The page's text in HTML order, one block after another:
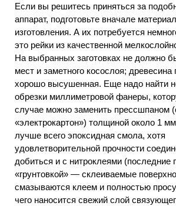
Если вы решитесь приняться за
аппарат, подготовьте вначале
изготовления. А их потребуется
это рейки из качественной
На выбранных заготовках не должно
мест и заметного косослоя; древесина
хорошо высушенная. Еще надо найти
обрезки миллиметровой фанеры,
случае можно заменить прессшпаном
«электрокартон») толщиной около 1
лучше всего эпоксидная смола, хотя
удовлетворительной прочности
добиться и с нитроклеями (последние
«грунтовкой» — склеиваемые
смазываются клеем и полностью
чего наносится свежий слой